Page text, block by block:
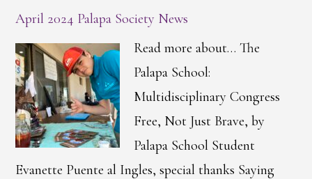
April 2024 Palapa Society News
Read more about… The
Palapa School:
Multidisciplinary Congress
Free, Not Just Brave, by
Palapa School Student
Evanette Puente al Ingles, special thanks Saying